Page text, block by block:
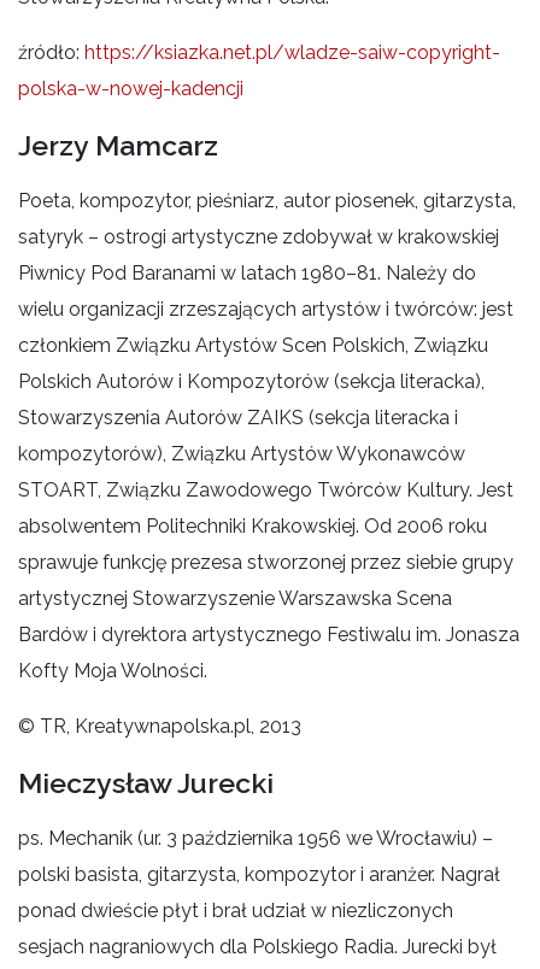
źródło: https://ksiazka.net.pl/wladze-saiw-copyright-
polska-w-nowej-kadencji
Jerzy Mamcarz
Poeta, kompozytor, pieśniarz, autor piosenek, gitarzysta,
satyryk – ostrogi artystyczne zdobywał w krakowskiej
Piwnicy Pod Baranami w latach 1980–81. Należy do
wielu organizacji zrzeszających artystów i twórców: jest
członkiem Związku Artystów Scen Polskich, Związku
Polskich Autorów i Kompozytorów (sekcja literacka),
Stowarzyszenia Autorów ZAIKS (sekcja literacka i
kompozytorów), Związku Artystów Wykonawców
STOART, Związku Zawodowego Twórców Kultury. Jest
absolwentem Politechniki Krakowskiej. Od 2006 roku
sprawuje funkcję prezesa stworzonej przez siebie grupy
artystycznej Stowarzyszenie Warszawska Scena
Bardów i dyrektora artystycznego Festiwalu im. Jonasza
Kofty Moja Wolności.
© TR, Kreatywnapolska.pl, 2013
Mieczysław Jurecki
ps. Mechanik (ur. 3 października 1956 we Wrocławiu) –
polski basista, gitarzysta, kompozytor i aranżer. Nagrał
ponad dwieście płyt i brał udział w niezliczonych
sesjach nagraniowych dla Polskiego Radia. Jurecki był